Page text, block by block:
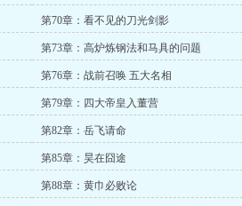
第70章：看不见的刀光剑影
第73章：高炉炼钢法和马具的问题
第76章：战前召唤 五大名相
第79章：四大帝皇入董营
第82章：岳飞请命
第85章：昊在囧途
第88章：黄巾必败论